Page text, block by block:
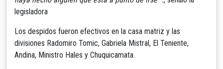
legisladora
Los despidos fueron efectivos en la casa matriz y las
divisiones Radomiro Tomic, Gabriela Mistral, El Teniente,
Andina, Ministro Hales y Chuquicamata.